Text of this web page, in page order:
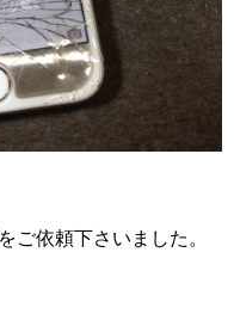
ご依頼下さいました。